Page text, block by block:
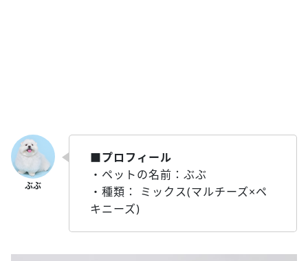
■プロフィール
・ペットの名前：ぶぶ
・種類： ミックス(マルチーズ×ペ
キニーズ)